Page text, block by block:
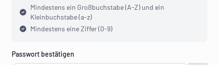
Mindestens ein Großbuchstabe (A-Z) und ein
Kleinbuchstabe (a-z)
Mindestens eine Ziffer (0-9)
Passwort bestätigen